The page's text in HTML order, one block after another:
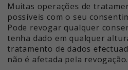
Muitas operações de
possíveis com o seu
Pode revogar qualquer
tenha dado em qualquer
tratamento de dados
não é afetada pela revogação.